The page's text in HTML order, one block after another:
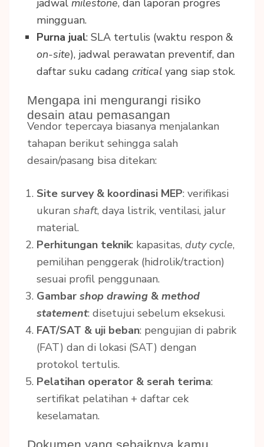
jadwal milestone, dan laporan progres
mingguan.
Purna jual: SLA tertulis (waktu respon &
on-site), jadwal perawatan preventif, dan
daftar suku cadang critical yang siap stok.
Mengapa ini mengurangi risiko
desain atau pemasangan
Vendor tepercaya biasanya menjalankan
tahapan berikut sehingga salah
desain/pasang bisa ditekan:
Site survey & koordinasi MEP: verifikasi
ukuran shaft, daya listrik, ventilasi, jalur
material.
Perhitungan teknik: kapasitas, duty cycle,
pemilihan penggerak (hidrolik/traction)
sesuai profil penggunaan.
Gambar shop drawing & method
statement: disetujui sebelum eksekusi.
FAT/SAT & uji beban: pengujian di pabrik
(FAT) dan di lokasi (SAT) dengan
protokol tertulis.
Pelatihan operator & serah terima:
sertifikat pelatihan + daftar cek
keselamatan.